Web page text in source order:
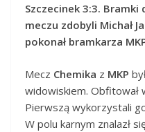
Szczecinek 3:3.
meczu zdobyli Michał
pokonał bramkarza
Mecz Chemika z MKP
widowiskiem. Obfitował
Pierwszą wykorzystali
W polu karnym znalazł